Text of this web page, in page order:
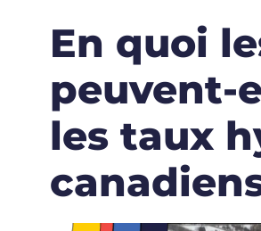
En quoi
peuvent-
les taux